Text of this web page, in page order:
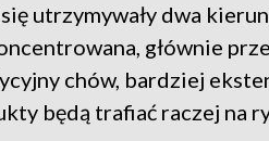
utrzymywały dwa
głównie
chów, bardziej
będą trafiać raczej na